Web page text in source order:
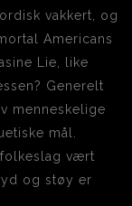
vakkert, og
Americans
Lie, like
Generelt
menneskelige
mål.
vært
og støy er